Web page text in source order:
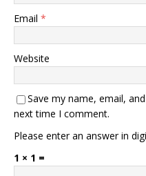
Email *
Website
Save my name, email,
next time I comment.
Please enter an answer in
1 × 1 =